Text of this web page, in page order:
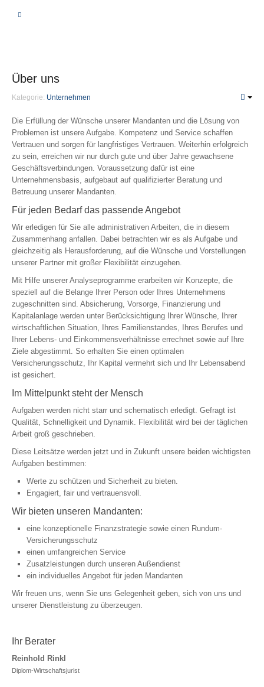
KRANKHEIT | PFLEGE
Unterschiede
Leistungen
Beiträge
Gesetzliche Krankenversicherung
Krankenzusatzversicherung
Krankentagegeld
Pflegerente
Pflegetagegeld
Reisekrankenversicherung
Reisekrankenversicherung für Au Pairs, Schüler, Studenten …
ABSICHERUNG
Einkommen | Hinterbliebene | Kinder
Berufsunfähigkeit
Unfallversicherung
Schwere Krankheiten (Dread Disease)
Risikolebensversicherung
Einkommensversicherung
Grundfähigkeiten
Sterbegeld
Kindervorsorge
Privathaftpflicht
Heim und Haus
Über uns
Kategorie: Unternehmen
Die Erfüllung der Wünsche unserer Mandanten und die Lösung von
Problemen ist unsere Aufgabe. Kompetenz und Service schaffen
Vertrauen und sorgen für langfristiges Vertrauen. Weiterhin erfolgreich
zu sein, erreichen wir nur durch gute und über Jahre gewachsene
Geschäftsverbindungen. Voraussetzung dafür ist eine
Unternehmensbasis, aufgebaut auf qualifizierter Beratung und
Betreuung unserer Mandanten.
Für jeden Bedarf das passende Angebot
Wir erledigen für Sie alle administrativen Arbeiten, die in diesem
Zusammenhang anfallen. Dabei betrachten wir es als Aufgabe und
gleichzeitig als Herausforderung, auf die Wünsche und Vorstellungen
unserer Partner mit großer Flexibilität einzugehen.
Mit Hilfe unserer Analyseprogramme erarbeiten wir Konzepte, die
speziell auf die Belange Ihrer Person oder Ihres Unternehmens
zugeschnitten sind. Absicherung, Vorsorge, Finanzierung und
Kapitalanlage werden unter Berücksichtigung Ihrer Wünsche, Ihrer
wirtschaftlichen Situation, Ihres Familienstandes, Ihres Berufes und
Ihrer Lebens- und Einkommensverhältnisse errechnet sowie auf Ihre
Ziele abgestimmt. So erhalten Sie einen optimalen
Versicherungsschutz, Ihr Kapital vermehrt sich und Ihr Lebensabend
ist gesichert.
Im Mittelpunkt steht der Mensch
Aufgaben werden nicht starr und schematisch erledigt. Gefragt ist
Qualität, Schnelligkeit und Dynamik. Flexibilität wird bei der täglichen
Arbeit groß geschrieben.
Diese Leitsätze werden jetzt und in Zukunft unsere beiden wichtigsten
Aufgaben bestimmen:
Werte zu schützen und Sicherheit zu bieten.
Engagiert, fair und vertrauensvoll.
Wir bieten unseren Mandanten:
eine konzeptionelle Finanzstrategie sowie einen Rundum-
Versicherungsschutz
einen umfangreichen Service
Zusatzleistungen durch unseren Außendienst
ein individuelles Angebot für jeden Mandanten
Wir freuen uns, wenn Sie uns Gelegenheit geben, sich von uns und
unserer Dienstleistung zu überzeugen.
Ihr Berater
Reinhold Rinkl
Diplom-Wirtschaftsjurist